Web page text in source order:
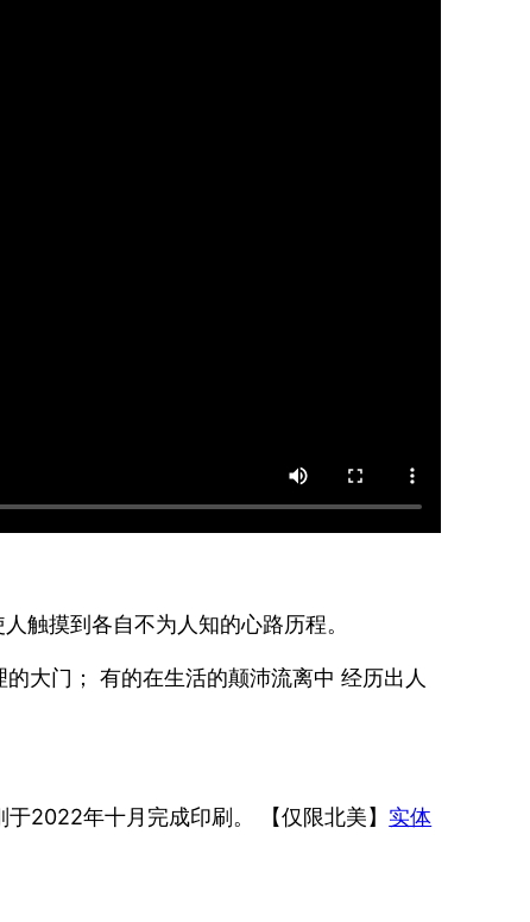
触摸到各自不为人知的心路历程。
大门； 有的在生活的颠沛流离中 经历出人
2022年十月完成印刷。 【仅限北美】 实体